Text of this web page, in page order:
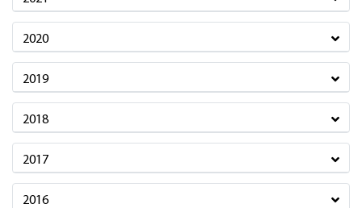
2020
2019
2018
2017
2016